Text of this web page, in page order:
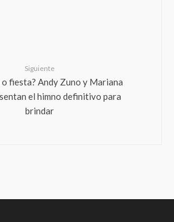
Siguiente
o fiesta? Andy Zuno y Mariana
el himno definitivo para
brindar